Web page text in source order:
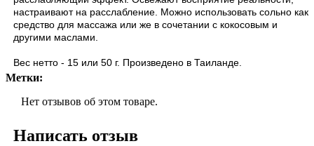
настраивают на расслабление. Можно использовать сольно как
средство для массажа или же в сочетании с кокосовым и
другими маслами.
Вес нетто - 15 или 50 г. Произведено в Таиланде.
Метки:
Нет отзывов об этом товаре.
Написать отзыв